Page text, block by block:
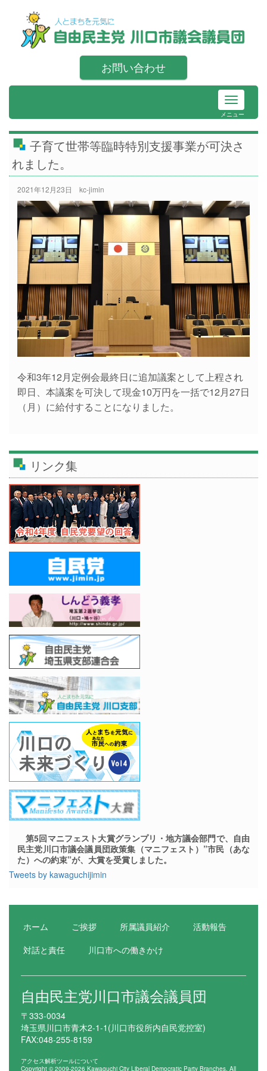
お問い合わせ
メニュー
子育て世帯等臨時特別支援事業が可決さ
れました。
2021年12月23日 kc-jimin
令和3年12月定例会最終日に追加議案として上程され
即日、本議案を可決して現金10万円を一括で12月27日
（月）に給付することになりました。
リンク集
第5回マニフェスト大賞グランプリ・地方議会部門で、自由
民主党川口市議会議員団政策集（マニフェスト）”市民（あな
た）への約束”が、大賞を受賞しました。
Tweets by kawaguchijimin
ホーム ご挨拶 所属議員紹介
活動報告
対話と責任
川口市への働きかけ
自由民主党川口市議会議員団
〒333-0034
埼玉県川口市青木2-1-1(川口市役所内自民党控室)
FAX:048-255-8159
アクセス解析ツールについて
Copyright © 2009-2026 Kawaguchi City Liberal Democratic Party Branches. All